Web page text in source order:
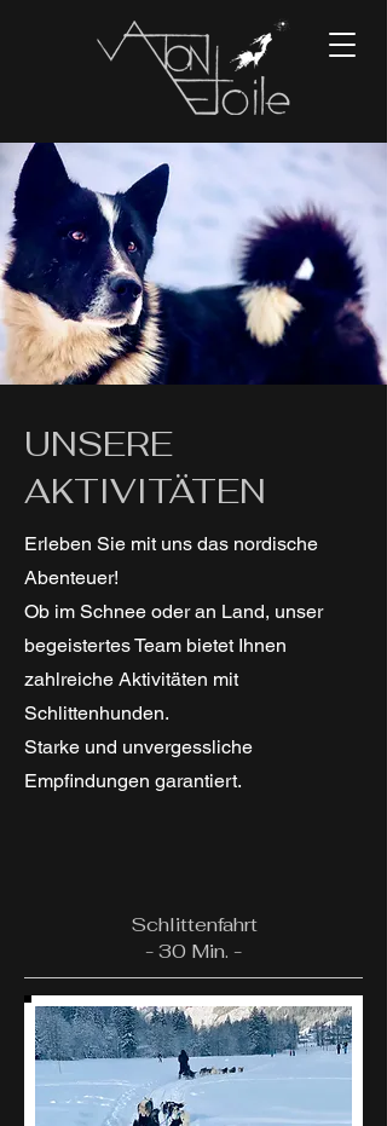
UNSERE
AKTIVITÄTEN
Erleben Sie mit uns das nordische
Abenteuer!
Ob im Schnee oder an Land, unser
begeistertes Team bietet Ihnen
zahlreiche Aktivitäten mit
Schlittenhunden.
Starke und unvergessliche
Empfindungen garantiert.
Schlittenfahrt
- 30 Min. -